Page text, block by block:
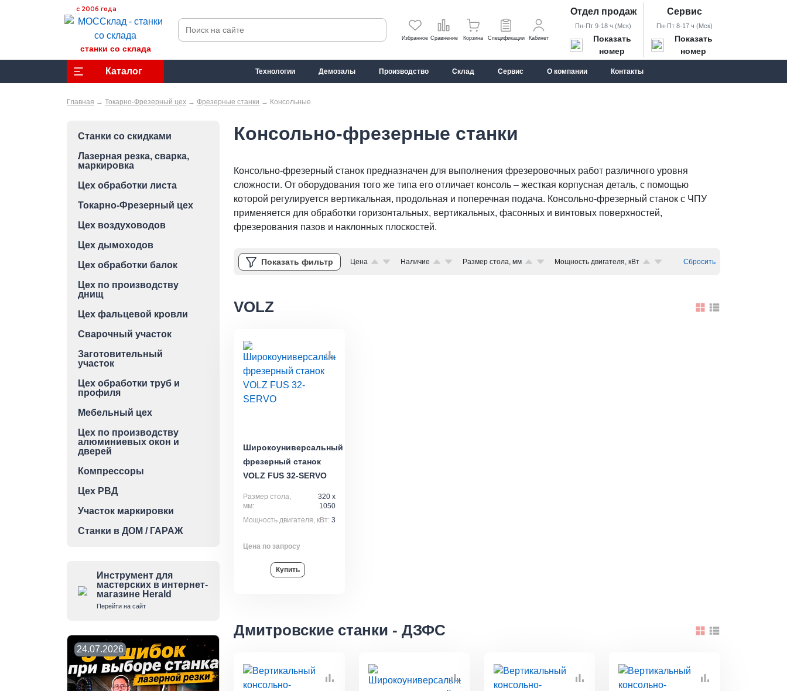
с 2006 года
станки со склада
Избранное Сравнение Корзина Спецификации Кабинет
Отдел продаж
Пн-Пт 9-18 ч (Мск)
Показать
номер
Сервис
Пн-Пт 8-17 ч (Мск)
Показать
номер
Каталог Технологии Демозалы Производство Склад Сервис О компании Контакты
Главная → Токарно-Фрезерный цех → Фрезерные станки → Консольные
Станки со скидками
Лазерная резка, сварка,
маркировка
Цех обработки листа
Токарно-Фрезерный цех
Цех воздуховодов
Цех дымоходов
Цех обработки балок
Цех по производству
днищ
Цех фальцевой кровли
Сварочный участок
Заготовительный
участок
Цех обработки труб и
профиля
Мебельный цех
Цех по производству
алюминиевых окон и
дверей
Компрессоры
Цех РВД
Участок маркировки
Станки в ДОМ / ГАРАЖ
Инструмент для
мастерских в интернет-
магазине Herald
Перейти на сайт
24.07.2026
Консольно-фрезерные станки
Консольно-фрезерный станок предназначен для выполнения фрезеровочных работ различного уровня
сложности. От оборудования того же типа его отличает консоль – жесткая корпусная деталь, с помощью
которой регулируется вертикальная, продольная и поперечная подача. Консольно-фрезерный станок с ЧПУ
применяется для обработки горизонтальных, вертикальных, фасонных и винтовых поверхностей,
фрезерования пазов и наклонных плоскостей.
Показать фильтр Цена Наличие Размер стола, мм Мощность двигателя, кВт Сбросить
VOLZ
Широкоуниверсальный
фрезерный станок
VOLZ FUS 32-SERVO
Размер стола,
мм:
320 x
1050
Мощность двигателя, кВт: 3
Цена по запросу
Купить
Дмитровские станки - ДЗФС